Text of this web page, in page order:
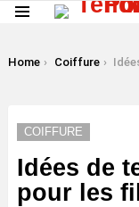
You are here:
Home Coiffure Idées de
COIFFURE
Idées de
pour les